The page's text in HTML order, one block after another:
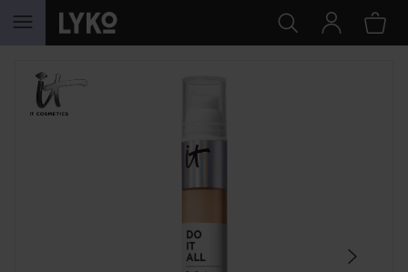
SIIRTYÄ JHK SISÄLTÖÖN
OHITA OSIO